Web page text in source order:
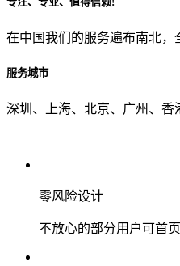
从哪里了解到我们？
在中国我们的服务遍布南北，
服务城市
深圳、上海、北京、广州、
零风险设计
不放心的部分用户可首